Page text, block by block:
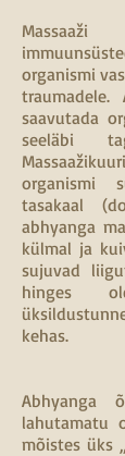
organismi
traumadele.
saavutada
seeläbi
organismi
tasakaal
abhyanga
külmal ja
sujuvad
hinges
kehas.
Abhyanga
lahutamatu
mõistes üks